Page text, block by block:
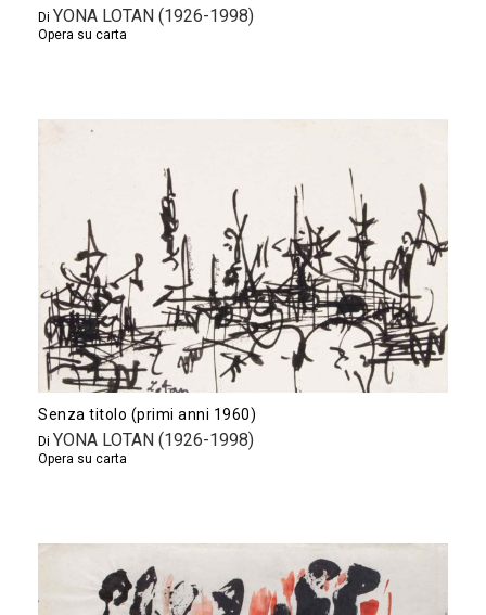
Di YONA LOTAN (1926-1998)
Opera su carta
Senza titolo (primi anni 1960)
Di YONA LOTAN (1926-1998)
Opera su carta